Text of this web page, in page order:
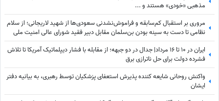
مذهبی «خودی» هستند و ...
مروری بر استقبال کم‌سابقه و فراموش‌نشدنی سعودی‌ها از شهید لاریجانی؛ از سلام
نظامی تا دست به سینه بودن بن‌سلمان مقابل دبیر فقید شورای عالی امنیت ملی
+عکس
ایران در 10 تا 16 مرداد| جدال در دو جبهه؛ از مقابله با فشار دیپلماتیک آمریکا تا تلاش
فشرده دولت برای حل ناترازی برق
واکنش روحانی شایعه کننده پذیرش استعفای پزشکیان توسط رهبری، به بیانیه دفتر
ایشان